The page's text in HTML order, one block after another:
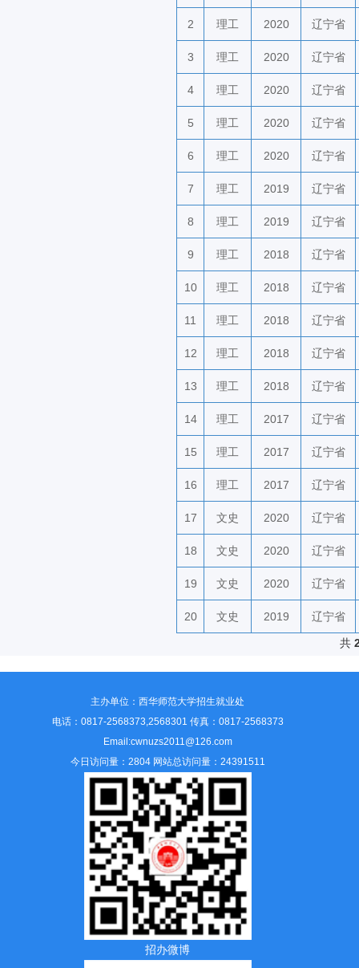
2 理工 2020 辽宁省
3 理工 2020 辽宁省
4 理工 2020 辽宁省
5 理工 2020 辽宁省
6 理工 2020 辽宁省
7 理工 2019 辽宁省
8 理工 2019 辽宁省
9 理工 2018 辽宁省
10 理工 2018 辽宁省
11 理工 2018 辽宁省
12 理工 2018 辽宁省
13 理工 2018 辽宁省
14 理工 2017 辽宁省
15 理工 2017 辽宁省
16 理工 2017 辽宁省
17 文史 2020 辽宁省
18 文史 2020 辽宁省
19 文史 2020 辽宁省
20 文史 2019 辽宁省
共
主办单位：西华师范大学招生就业处
电话：0817-2568373,2568301 传真：0817-2568373
Email:cwnuzs2011@126.com
今日访问量：2804 网站总访问量：24391511
招办微博